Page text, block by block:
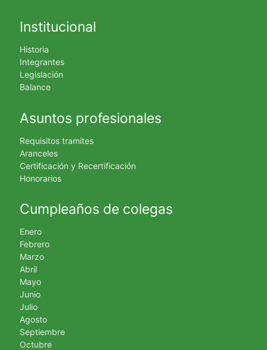
Institucional
Historia
Integrantes
Legislación
Balance
Asuntos profesionales
Requisitos tramites
Aranceles
Certificación y Recertificación
Honorarios
Cumpleaños de colegas
Enero
Febrero
Marzo
Abril
Mayo
Junio
Julio
Agosto
Septiembre
Octubre